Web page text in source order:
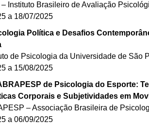
Instituto Brasileiro de Avaliação
a 18/07/2025
Política e Desafios
de Psicologia da Universidade de São
a 15/08/2025
de Psicologia do Esporte:
Corporais e Subjetividades em
– Associação Brasileira de
a 06/09/2025